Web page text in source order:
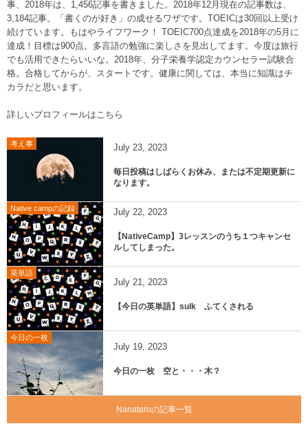
事、2018年は、1,456記事を書きました。2018年12月現在の記事数は、
3,184記事。「書くのが好き」の成せるワザです。TOEICは30回以上受け
続けています。もはやライフワーク！ TOEIC700点達成を2018年の5月に
達成！目標は900点。多言語の勉強に楽しさを見出してます。今度は旅行
でも活用できたらいいな。2018年、分子栄養学認定カウンセラー試験合
格。合格してからが、スタートです。健康に関しては、本当に知識はチ
カラだと思います。
詳しいプロフィールはこちら
考え事 July 23, 2023
毎日投稿はしばらくお休み、または不定期更新に
なります。
Native campの記録 July 22, 2023
【NativeCamp】3レッスンのうち１つキャンセ
ルしてしまった。
英単語
July 21, 2023
【今日の英単語】sulk ふてくされる
今日の一枚
July 19, 2023
今日の一枚 空と・・・木？
Nanataroの記事一覧